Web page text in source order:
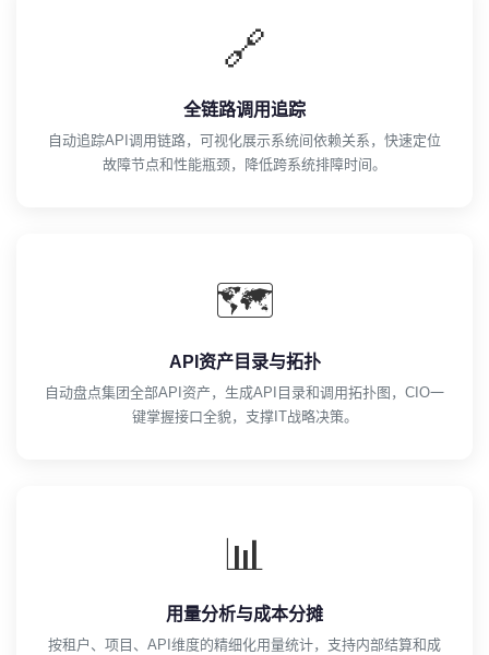
🔗
全链路调用追踪
自动追踪API调用链路，可视化展示系统间依赖关系，快速定位
故障节点和性能瓶颈，降低跨系统排障时间。
🗺️
API资产目录与拓扑
自动盘点集团全部API资产，生成API目录和调用拓扑图，CIO一
键掌握接口全貌，支撑IT战略决策。
📊
用量分析与成本分摊
按租户、项目、API维度的精细化用量统计，支持内部结算和成